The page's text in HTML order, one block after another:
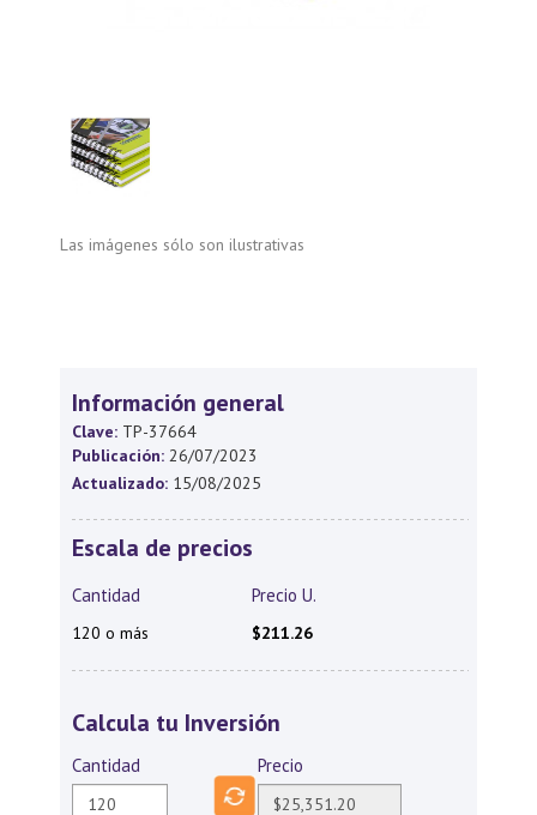
Las imágenes sólo son ilustrativas
Información general
Clave: TP-37664
Publicación: 26/07/2023
Actualizado: 15/08/2025
Escala de precios
Cantidad Precio U.
120 o más $211.26
Calcula tu Inversión
Cantidad Precio